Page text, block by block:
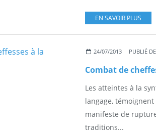
EN SAVOIR PLUS
24/07/2013 PUBLIÉ
Les atteintes à la
langage,
manifeste de
traditions...